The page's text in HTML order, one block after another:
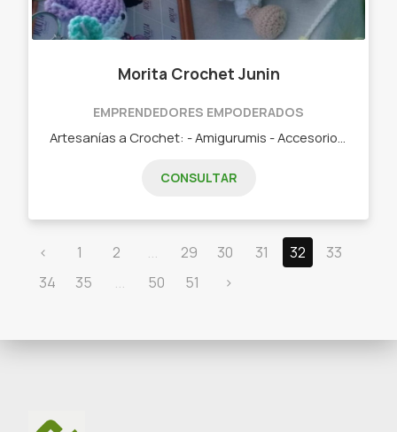
Morita Crochet Junin
EMPRENDEDORES EMPODERADOS
CONSULTAR
‹ 1 2 ... 29 30 31 32
33
34
35 ... 50 51 ›